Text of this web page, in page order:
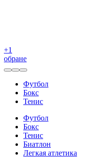
+1
обране
Футбол
Бокс
Тенис
Футбол
Бокс
Тенис
Биатлон
Легкая атлетика